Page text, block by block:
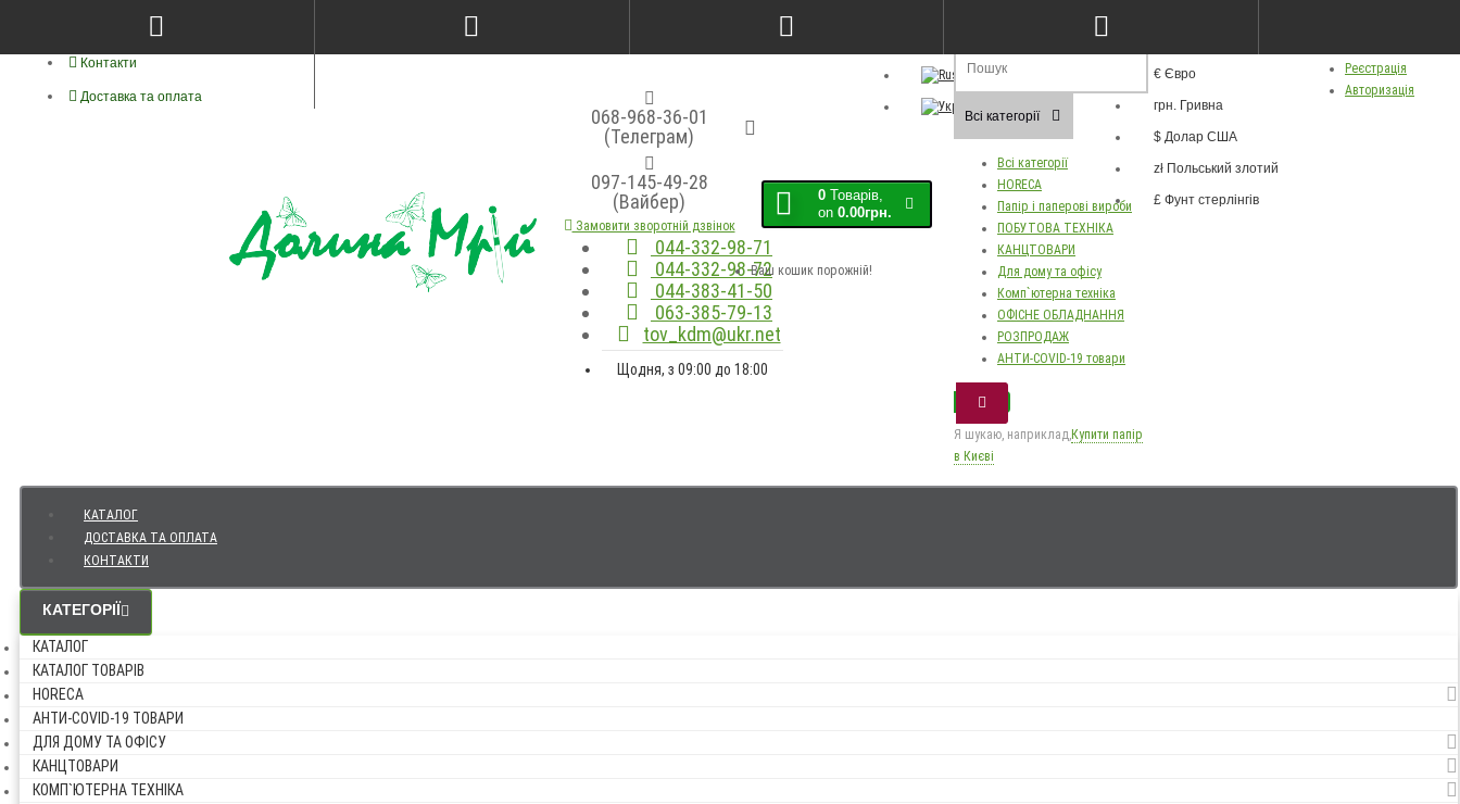
Контакти
Доставка та оплата
Реєстрація
Авторизація
€ Євро
грн. Гривна
$ Долар США
zł Польський злотий
£ Фунт стерлінгів
Russian
Українська
Закладки (0)
068-968-36-01
(Телеграм)
097-145-49-28
(Вайбер)
Замовити зворотній дзвінок
044-332-98-71
044-332-98-72
044-383-41-50
063-385-79-13
tov_kdm@ukr.net
Щодня, з 09:00 до 18:00
0 Товарів,
on 0.00грн.
Ваш кошик порожній!
Всі категорії
Всі категорії
HORECA
Папір і паперові вироби
ПОБУТОВА ТЕХНІКА
КАНЦТОВАРИ
Для дому та офісу
Комп`ютерна техніка
ОФІСНЕ ОБЛАДНАННЯ
РОЗПРОДАЖ
АНТИ-COVID-19 товари
Я шукаю, наприклад,Купити папір
в Києві
КАТАЛОГ
ДОСТАВКА ТА ОПЛАТА
КОНТАКТИ
КАТЕГОРІЇ
КАТАЛОГ
КАТАЛОГ ТОВАРІВ
HORECA
АНТИ-COVID-19 ТОВАРИ
ДЛЯ ДОМУ ТА ОФІСУ
КАНЦТОВАРИ
КОМП`ЮТЕРНА ТЕХНІКА